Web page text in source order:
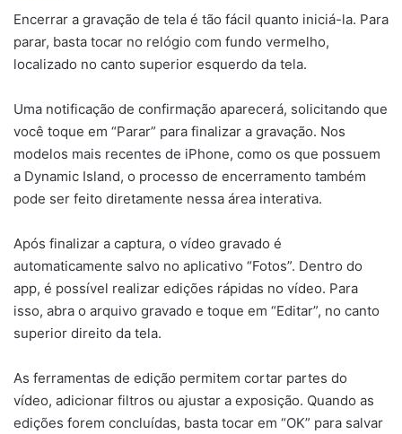
Encerrar a gravação de tela é tão fácil quanto iniciá-la. Para
parar, basta tocar no relógio com fundo vermelho,
localizado no canto superior esquerdo da tela.
Uma notificação de confirmação aparecerá, solicitando que
você toque em “Parar” para finalizar a gravação. Nos
modelos mais recentes de iPhone, como os que possuem
a Dynamic Island, o processo de encerramento também
pode ser feito diretamente nessa área interativa.
Após finalizar a captura, o vídeo gravado é
automaticamente salvo no aplicativo “Fotos”. Dentro do
app, é possível realizar edições rápidas no vídeo. Para
isso, abra o arquivo gravado e toque em “Editar”, no canto
superior direito da tela.
As ferramentas de edição permitem cortar partes do
vídeo, adicionar filtros ou ajustar a exposição. Quando as
edições forem concluídas, basta tocar em “OK” para salvar